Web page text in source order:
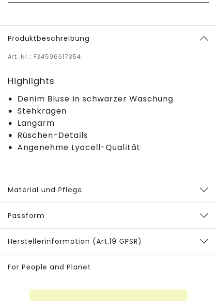
Produktbeschreibung
Art. Nr.: F34596617354
Highlights
Denim Bluse in schwarzer Waschung
Stehkragen
Langarm
Rüschen-Details
Angenehme Lyocell-Qualität
Material und Pflege
Passform
Herstellerinformation (Art.19 GPSR)
For People and Planet